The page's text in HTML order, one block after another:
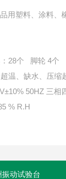
用塑料、涂料、
28个 脚轮 4个
温、缺水、压缩
50HZ 三相
% R.H
动试验台